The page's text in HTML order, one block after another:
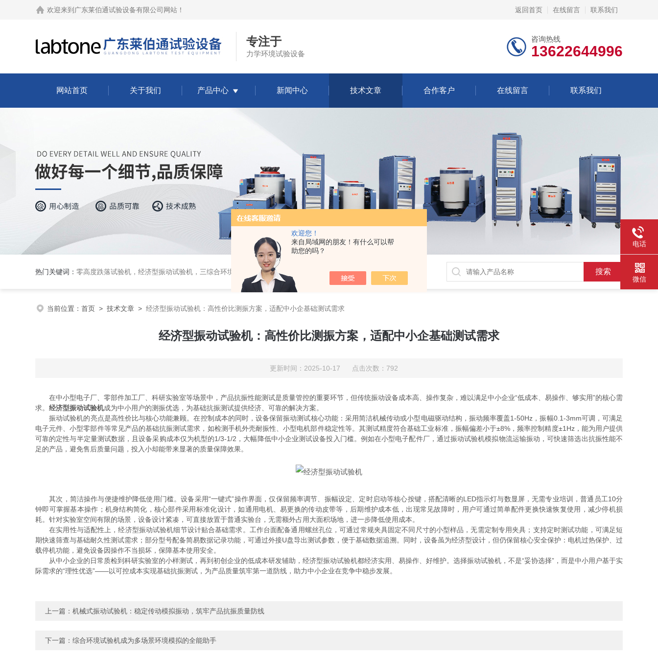
欢迎您！
来自局域网的朋友！有什么可以帮
助您的吗？
欢迎来到 广东莱伯通试验设备有限公司网站 ！ 返回首页 在线留言 联系我们
专注于
力学环境试验设备
咨询热线
13622644996
网站首页 关于我们 产品中心 新闻中心 技术文章 合作客户 在线留言 联系我们
热门关键词： 零高度跌落试验机 ， 经济型振动试验机 ， 三综合环境试验 高加速冲击试验机 电磁式振动试验机
当前位置： 首页 > 技术文章 > 经济型振动试验机：高性价比测振方案，适配中小企基础测试需求
经济型振动试验机：高性价比测振方案，适配中小企基础测试需求
更新时间：2025-10-17 点击次数：792
在中小型电子厂、零部件加工厂、科研实验室等场景中，产品抗振性能测试是质量管控的重要环节，但传统振动设备成本高、操作复杂，难以满足中小企业“低成本、易操作、够实用”的核心需
求。 经济型振动试验机成为中小用户的测振优选，为基础抗振测试提供经济、可靠的解决方案。
振动试验机的亮点是高性价比与核心功能兼顾。在控制成本的同时，设备保留振动测试核心功能：采用简洁机械传动或小型电磁驱动结构，振动频率覆盖1-50Hz，振幅0.1-3mm可调，可满足
电子元件、小型零部件等常见产品的基础抗振测试需求，如检测手机外壳耐振性、小型电机部件稳定性等。其测试精度符合基础工业标准，振幅偏差小于±8%，频率控制精度±1Hz，能为用户提供
可靠的定性与半定量测试数据，且设备采购成本仅为机型的1/3-1/2，大幅降低中小企业测试设备投入门槛。例如在小型电子配件厂，通过振动试验机模拟物流运输振动，可快速筛选出抗振性能不
足的产品，避免售后质量问题，投入小却能带来显著的质量保障效果。
其次，简洁操作与便捷维护降低使用门槛。设备采用“一键式”操作界面，仅保留频率调节、振幅设定、定时启动等核心按键，搭配清晰的LED指示灯与数显屏，无需专业培训，普通员工10分
钟即可掌握基本操作；机身结构简化，核心部件采用标准化设计，如通用电机、易更换的传动皮带等，后期维护成本低，出现常见故障时，用户可通过简单配件更换快速恢复使用，减少停机损
耗。针对实验室空间有限的场景，设备设计紧凑，可直接放置于普通实验台，无需额外占用大面积场地，进一步降低使用成本。
在实用性与适配性上，经济型振动试验机细节设计贴合基础需求。工作台面配备通用螺丝孔位，可通过常规夹具固定不同尺寸的小型样品，无需定制专用夹具；支持定时测试功能，可满足短
期快速筛查与基础耐久性测试需求；部分型号配备简易数据记录功能，可通过外接U盘导出测试参数，便于基础数据追溯。同时，设备虽为经济型设计，但仍保留核心安全保护：电机过热保护、过
载停机功能，避免设备因操作不当损坏，保障基本使用安全。
从中小企业的日常质检到科研实验室的小样测试，再到初创企业的低成本研发辅助，经济型振动试验机都经济实用、易操作、好维护。选择振动试验机，不是“妥协选择”，而是中小用户基于实
际需求的“理性优选”——以可控成本实现基础抗振测试，为产品质量筑牢第一道防线，助力中小企业在竞争中稳步发展。
上一篇： 机械式振动试验机：稳定传动模拟振动，筑牢产品抗振质量防线​
下一篇： 综合环境试验机成为多场景环境模拟的全能助手
电话
微信